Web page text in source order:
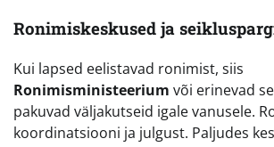
Ronimiskeskused ja
Kui lapsed eelistavad ronimist, siis
Ronimisministeerium või erinevad
pakuvad väljakutseid igale vanusele.
koordinatsiooni ja julgust. Paljudes